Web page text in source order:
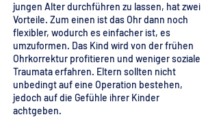
jungen Alter durchführen zu lassen, hat zwei
Vorteile. Zum einen ist das Ohr dann noch
flexibler, wodurch es einfacher ist, es
umzuformen. Das Kind wird von der frühen
Ohrkorrektur profitieren und weniger soziale
Traumata erfahren. Eltern sollten nicht
unbedingt auf eine Operation bestehen,
jedoch auf die Gefühle ihrer Kinder
achtgeben.